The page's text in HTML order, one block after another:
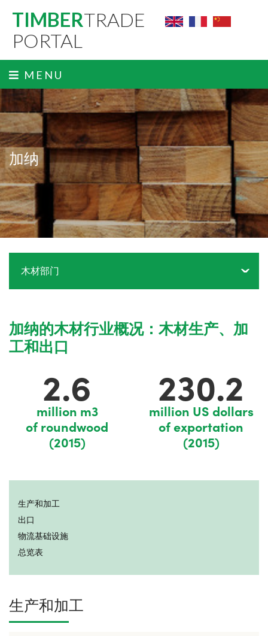
TIMBERTRADE
PORTAL
MENU
加纳
木材部门 ˬ
加纳的木材行业概况：木材生产、加
工和出口
2.6
million m3
of roundwood
(2015)
230.2
million US dollars
of exportation
(2015)
生产和加工
出口
物流基础设施
总览表
生产和加工